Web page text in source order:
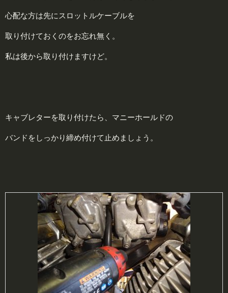
心配な方は先にスロットルケーブルを
取り付けておくのをお忘れ無く。
私は後から取り付けますけど。
キャブレターを取り付けたら、マニーホールドの
バンドをしっかり締め付けて止めましょう。